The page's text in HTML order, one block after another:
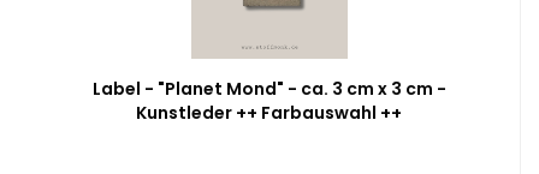
Label - "Planet Mond" - ca. 3 cm x 3 cm -
Kunstleder ++ Farbauswahl ++